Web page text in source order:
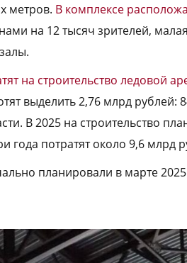
метров. В комплексе
на 12 тысяч зрителей,
на строительство ледовой
выделить 2,76 млрд
В 2025 на строительство
года потратят около 9,6 млрд
планировали в марте